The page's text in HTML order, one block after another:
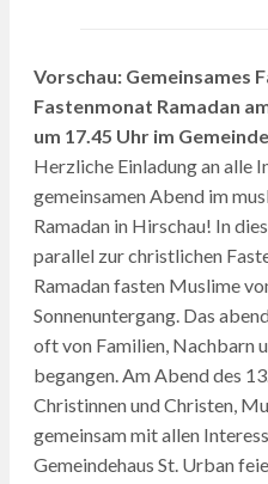
Vorschau: Gemeinsames
Fastenmonat Ramadan
um 17.45 Uhr im
Herzliche Einladung an alle
gemeinsamen Abend im
Ramadan in Hirschau! In
parallel zur christlichen
Ramadan fasten Muslime
Sonnenuntergang. Das
oft von Familien, Nachbarn
begangen. Am Abend des
Christinnen und Christen,
gemeinsam mit allen
Gemeindehaus St. Urban